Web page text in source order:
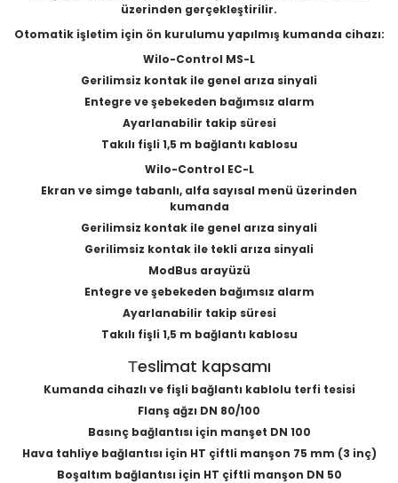
üzerinden gerçekleştirilir.
Otomatik işletim için ön kurulumu yapılmış kumanda cihazı:
Wilo-Control MS-L
Gerilimsiz kontak ile genel arıza sinyali
Entegre ve şebekeden bağımsız alarm
Ayarlanabilir takip süresi
Takılı fişli 1,5 m bağlantı kablosu
Wilo-Control EC-L
Ekran ve simge tabanlı, alfa sayısal menü üzerinden
kumanda
Gerilimsiz kontak ile genel arıza sinyali
Gerilimsiz kontak ile tekli arıza sinyali
ModBus arayüzü
Entegre ve şebekeden bağımsız alarm
Ayarlanabilir takip süresi
Takılı fişli 1,5 m bağlantı kablosu
Тeslimat kapsamı
Kumanda cihazlı ve fişli bağlantı kablolu terfi tesisi
Flanş ağzı DN 80/100
Basınç bağlantısı için manşet DN 100
Hava tahliye bağlantısı için HT çiftli manşon 75 mm (3 inç)
Boşaltım bağlantısı için HT çiftli manşon DN 50